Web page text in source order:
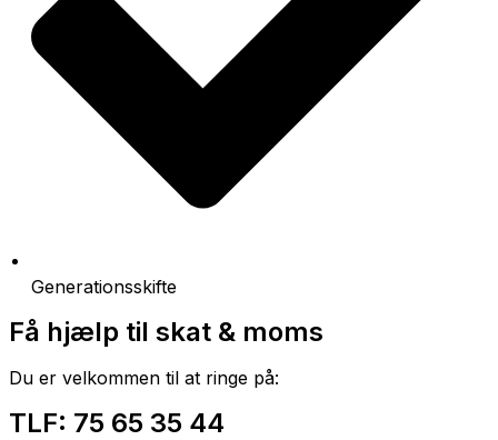
Generationsskifte
Få hjælp til skat & moms
Du er velkommen til at ringe på:
TLF: 75 65 35 44